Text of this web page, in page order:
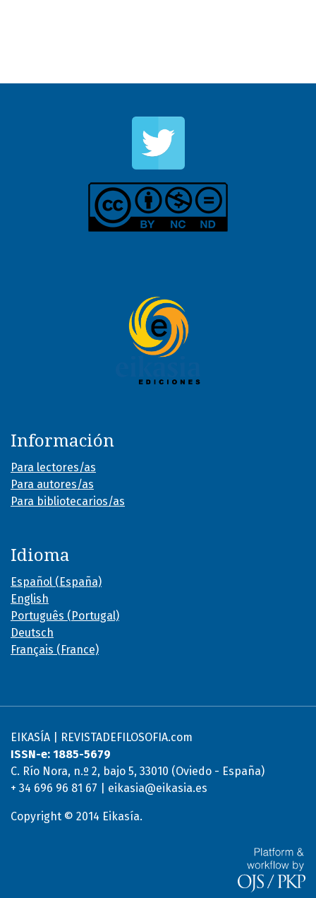
Información
Para lectores/as
Para autores/as
Para bibliotecarios/as
Idioma
Español (España)
English
Português (Portugal)
Deutsch
Français (France)
EIKASÍA | REVISTADEFILOSOFIA.com
ISSN-e: 1885-5679
C. Río Nora, n.º 2, bajo 5, 33010 (Oviedo - España)
+ 34 696 96 81 67 | eikasia@eikasia.es
Copyright © 2014 Eikasía.